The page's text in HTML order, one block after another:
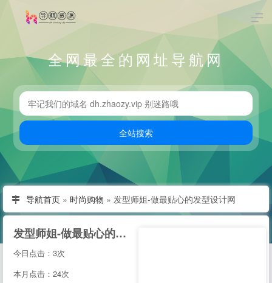
全网最全的网址导航网
导航首页 » 时尚购物 » 发型师姐-做最贴心的发型设计网
发型师姐-做最贴心的发型设计网
今日点击：3次
本月点击：24次